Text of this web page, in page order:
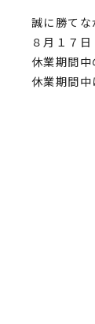
誠に勝てな
８月１７
休業期間中
休業期間中